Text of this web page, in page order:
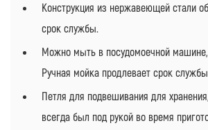
Конструкция из нержавеющей стали
срок службы.
Можно мыть в посудомоечной машине,
Ручная мойка продлевает срок
Петля для подвешивания для
всегда был под рукой во время